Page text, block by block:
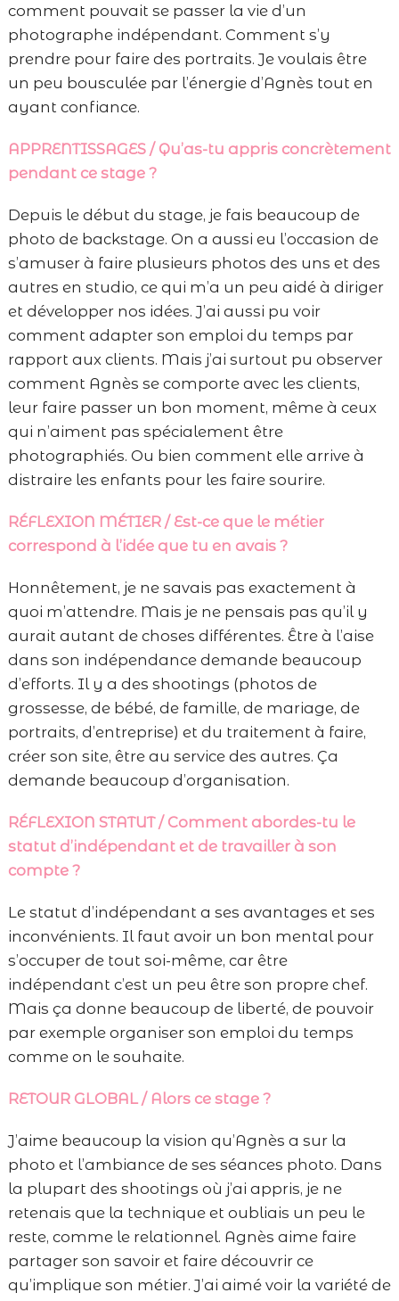
comment pouvait se passer la vie d’un
photographe indépendant. Comment s’y
prendre pour faire des portraits. Je voulais être
un peu bousculée par l’énergie d’Agnès tout en
ayant confiance.
APPRENTISSAGES / Qu’as-tu appris concrètement
pendant ce stage ?
Depuis le début du stage, je fais beaucoup de
photo de backstage. On a aussi eu l’occasion de
s’amuser à faire plusieurs photos des uns et des
autres en studio, ce qui m’a un peu aidé à diriger
et développer nos idées. J’ai aussi pu voir
comment adapter son emploi du temps par
rapport aux clients. Mais j’ai surtout pu observer
comment Agnès se comporte avec les clients,
leur faire passer un bon moment, même à ceux
qui n’aiment pas spécialement être
photographiés. Ou bien comment elle arrive à
distraire les enfants pour les faire sourire.
RÉFLEXION MÉTIER / Est-ce que le métier
correspond à l’idée que tu en avais ?
Honnêtement, je ne savais pas exactement à
quoi m’attendre. Mais je ne pensais pas qu’il y
aurait autant de choses différentes. Être à l’aise
dans son indépendance demande beaucoup
d’efforts. Il y a des shootings (photos de
grossesse, de bébé, de famille, de mariage, de
portraits, d’entreprise) et du traitement à faire,
créer son site, être au service des autres. Ça
demande beaucoup d’organisation.
RÉFLEXION STATUT / Comment abordes-tu le
statut d’indépendant et de travailler à son
compte ?
Le statut d’indépendant a ses avantages et ses
inconvénients. Il faut avoir un bon mental pour
s’occuper de tout soi-même, car être
indépendant c’est un peu être son propre chef.
Mais ça donne beaucoup de liberté, de pouvoir
par exemple organiser son emploi du temps
comme on le souhaite.
RETOUR GLOBAL / Alors ce stage ?
J’aime beaucoup la vision qu’Agnès a sur la
photo et l’ambiance de ses séances photo. Dans
la plupart des shootings où j’ai appris, je ne
retenais que la technique et oubliais un peu le
reste, comme le relationnel. Agnès aime faire
partager son savoir et faire découvrir ce
qu’implique son métier. J’ai aimé voir la variété de